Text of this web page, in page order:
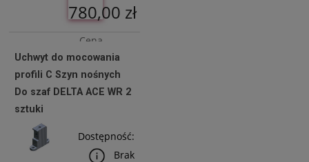
780,00 zł
Cena
netto:
634,15 zł
Do
Koszyka
Uchwyt do mocowania
profili C Szyn nośnych
Do szaf DELTA ACE WR 2
sztuki
Dostępność:
Brak